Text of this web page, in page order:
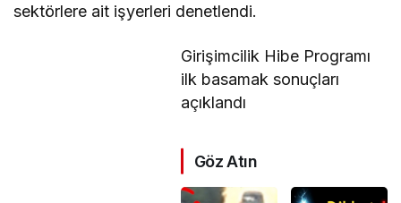
sektörlere ait işyerleri denetlendi.
Girişimcilik Hibe Programı
ilk basamak sonuçları
açıklandı
Göz Atın